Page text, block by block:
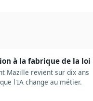
à la fabrique de la loi
Mazille revient sur dix ans
l'IA change au métier.